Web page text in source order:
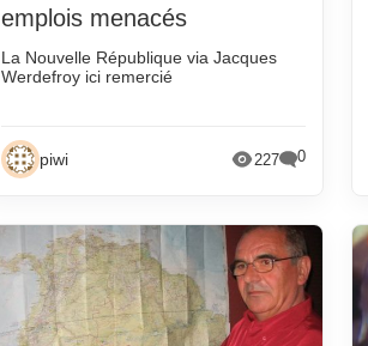
emplois menacés
La Nouvelle République via Jacques
Werdefroy ici remercié
piwi 227 0